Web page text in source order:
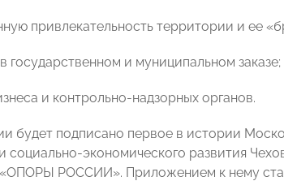
привлекательность территории и ее
государственном и муниципальном заказе;
и контрольно-надзорных органов.
будет подписано первое в истории
социально-экономического развития
РОССИИ». Приложением к нему